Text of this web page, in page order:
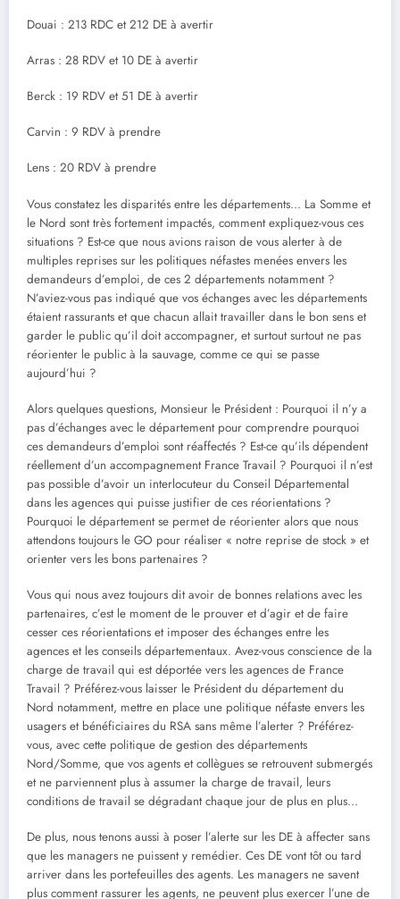
Douai : 213 RDC et 212 DE à avertir
Arras : 28 RDV et 10 DE à avertir
Berck : 19 RDV et 51 DE à avertir
Carvin : 9 RDV à prendre
Lens : 20 RDV à prendre
Vous constatez les disparités entre les départements… La Somme et
le Nord sont très fortement impactés, comment expliquez-vous ces
situations ? Est-ce que nous avions raison de vous alerter à de
multiples reprises sur les politiques néfastes menées envers les
demandeurs d’emploi, de ces 2 départements notamment ?
N’aviez-vous pas indiqué que vos échanges avec les départements
étaient rassurants et que chacun allait travailler dans le bon sens et
garder le public qu’il doit accompagner, et surtout surtout ne pas
réorienter le public à la sauvage, comme ce qui se passe
aujourd’hui ?
Alors quelques questions, Monsieur le Président : Pourquoi il n’y a
pas d’échanges avec le département pour comprendre pourquoi
ces demandeurs d’emploi sont réaffectés ? Est-ce qu’ils dépendent
réellement d’un accompagnement France Travail ? Pourquoi il n’est
pas possible d’avoir un interlocuteur du Conseil Départemental
dans les agences qui puisse justifier de ces réorientations ?
Pourquoi le département se permet de réorienter alors que nous
attendons toujours le GO pour réaliser « notre reprise de stock » et
orienter vers les bons partenaires ?
Vous qui nous avez toujours dit avoir de bonnes relations avec les
partenaires, c’est le moment de le prouver et d’agir et de faire
cesser ces réorientations et imposer des échanges entre les
agences et les conseils départementaux. Avez-vous conscience de la
charge de travail qui est déportée vers les agences de France
Travail ? Préférez-vous laisser le Président du département du
Nord notamment, mettre en place une politique néfaste envers les
usagers et bénéficiaires du RSA sans même l’alerter ? Préférez-
vous, avec cette politique de gestion des départements
Nord/Somme, que vos agents et collègues se retrouvent submergés
et ne parviennent plus à assumer la charge de travail, leurs
conditions de travail se dégradant chaque jour de plus en plus…
De plus, nous tenons aussi à poser l’alerte sur les DE à affecter sans
que les managers ne puissent y remédier. Ces DE vont tôt ou tard
arriver dans les portefeuilles des agents. Les managers ne savent
plus comment rassurer les agents, ne peuvent plus exercer l’une de